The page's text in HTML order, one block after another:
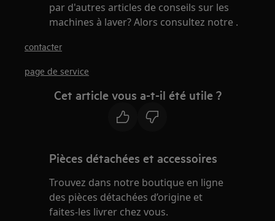
par d'autres articles de conseils sur les
machines à laver? Alors consultez notre .
contacter
page de service
Cet article vous a-t-il été utile ?
Pièces détachées et accessoires
Trouvez dans notre boutique en ligne
des pièces détachées d’origine et
faites-les livrer chez vous.